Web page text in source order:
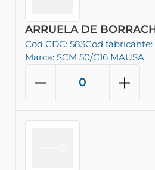
ARRUELA DE
Cod CDC: 583Cod fabricante:
Marca: SCM 50/C16 MAUSA